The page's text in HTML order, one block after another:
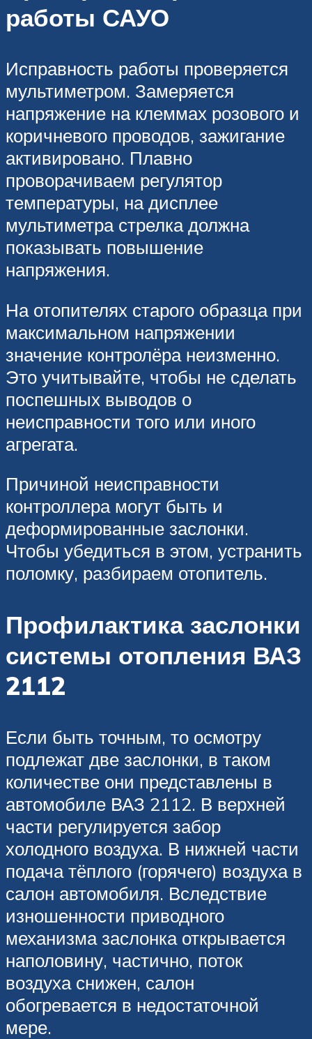
работы САУО
Исправность работы проверяется
мультиметром. Замеряется
напряжение на клеммах розового и
коричневого проводов, зажигание
активировано. Плавно
проворачиваем регулятор
температуры, на дисплее
мультиметра стрелка должна
показывать повышение
напряжения.
На отопителях старого образца при
максимальном напряжении
значение контролёра неизменно.
Это учитывайте, чтобы не сделать
поспешных выводов о
неисправности того или иного
агрегата.
Причиной неисправности
контроллера могут быть и
деформированные заслонки.
Чтобы убедиться в этом, устранить
поломку, разбираем отопитель.
Профилактика заслонки
системы отопления ВАЗ
2112
Если быть точным, то осмотру
подлежат две заслонки, в таком
количестве они представлены в
автомобиле ВАЗ 2112. В верхней
части регулируется забор
холодного воздуха. В нижней части
подача тёплого (горячего) воздуха в
салон автомобиля. Вследствие
изношенности приводного
механизма заслонка открывается
наполовину, частично, поток
воздуха снижен, салон
обогревается в недостаточной
мере.